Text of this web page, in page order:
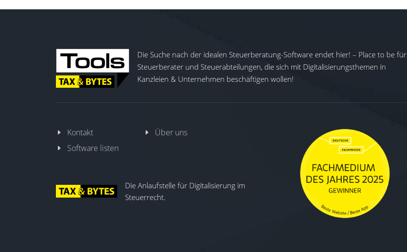
Die Suche nach der idealen Steuerberatung-Software endet hier! – Place to be für
Steuerberater und Steuerabteilungen, die sich mit Digitalisierungsthemen in
Kanzleien & Unternehmen beschäftigen wollen!
Kontakt
Über uns
Software listen
Die Anlaufstelle für Digitalisierung im
Steuerrecht.